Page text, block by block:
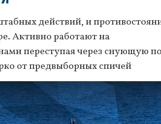
действий, и
Активно работают на
переступая через снующую
от предвыборных спичей